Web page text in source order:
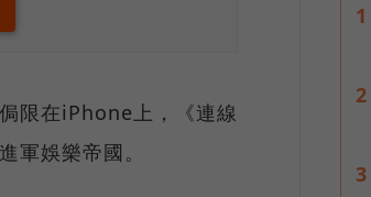
限在iPhone上，《連線
娛樂帝國。
1
2
3